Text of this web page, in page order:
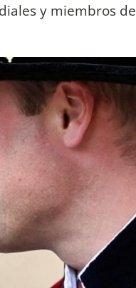
y miembros de